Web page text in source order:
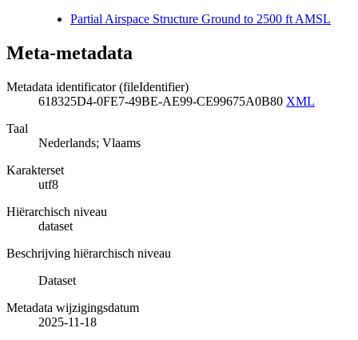
Partial Airspace Structure Ground to 2500 ft AMSL
Meta-metadata
Metadata identificator (fileIdentifier)
618325D4-0FE7-49BE-AE99-CE99675A0B80 XML
Taal
Nederlands; Vlaams
Karakterset
utf8
Hiërarchisch niveau
dataset
Beschrijving hiërarchisch niveau
Dataset
Metadata wijzigingsdatum
2025-11-18